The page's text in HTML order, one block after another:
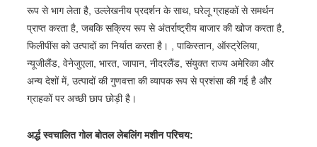
रूप से भाग लेता है, उल्लेखनीय प्रदर्शन के साथ, घरेलू ग्राहकों से समर्थन
प्राप्त करता है, जबकि सक्रिय रूप से अंतर्राष्ट्रीय बाजार की खोज करता है,
फिलीपींस को उत्पादों का निर्यात करता है। , पाकिस्तान, ऑस्ट्रेलिया,
न्यूजीलैंड, वेनेजुएला, भारत, जापान, नीदरलैंड, संयुक्त राज्य अमेरिका और
अन्य देशों में, उत्पादों की गुणवत्ता की व्यापक रूप से प्रशंसा की गई है और
ग्राहकों पर अच्छी छाप छोड़ी है।
अर्द्ध स्वचालित गोल बोतल लेबलिंग मशीन परिचय: